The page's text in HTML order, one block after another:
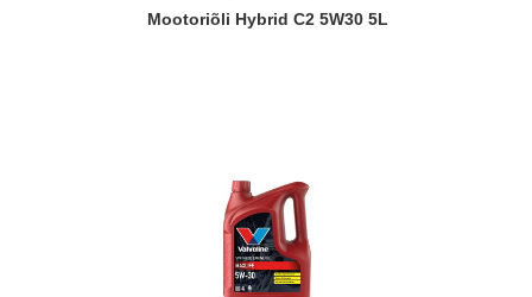
Mootoriõli Hybrid C2 5W30 5L